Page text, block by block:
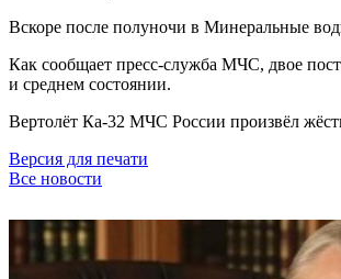
Вскоре после полуночи в Минеральные
Как сообщает пресс-служба МЧС, двое
и среднем состоянии.
Вертолёт Ка-32 МЧС России произвёл
Версия для печати
Все новости